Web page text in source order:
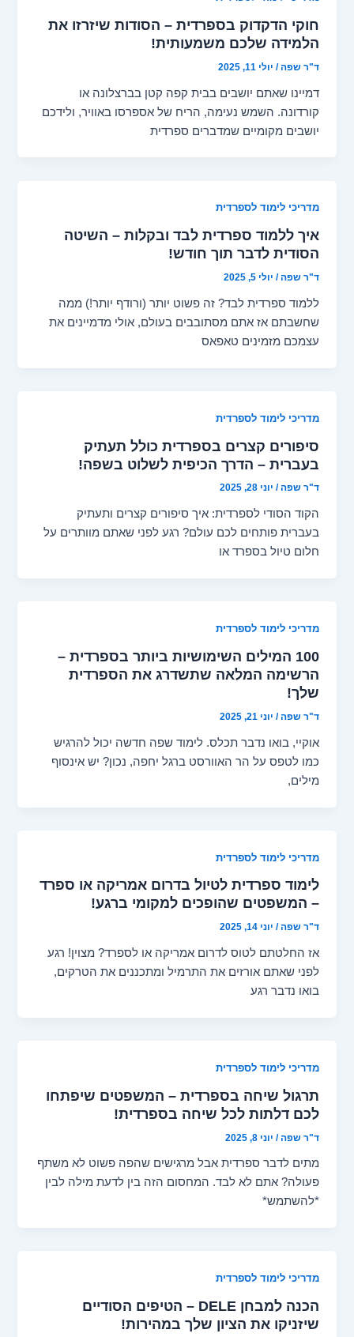
חוקי הדקדוק בספרדית – הסודות שיזרזו את
הלמידה שלכם משמעותית!
ד"ר שפה/ יולי 11, 2025
דמיינו שאתם יושבים בבית קפה קטן בברצלונה או
קורדונה. השמש נעימה, הריח של אספרסו באוויר, ולידכם
יושבים מקומיים שמדברים ספרדית
מדריכי לימוד לספרדית
איך ללמוד ספרדית לבד ובקלות – השיטה
הסודית לדבר תוך חודש!
ד"ר שפה/ יולי 5, 2025
ללמוד ספרדית לבד? זה פשוט יותר (ורודף יותר!) ממה
שחשבתם אז אתם מסתובבים בעולם, אולי מדמיינים את
עצמכם מזמינים טאפאס
מדריכי לימוד לספרדית
סיפורים קצרים בספרדית כולל תעתיק
בעברית – הדרך הכיפית לשלוט בשפה!
ד"ר שפה/ יוני 28, 2025
הקוד הסודי לספרדית: איך סיפורים קצרים ותעתיק
בעברית פותחים לכם עולם? רגע לפני שאתם מוותרים על
חלום טיול בספרד או
מדריכי לימוד לספרדית
100 המילים השימושיות ביותר בספרדית –
הרשימה המלאה שתשדרג את הספרדית
שלך!
ד"ר שפה/ יוני 21, 2025
אוקיי, בואו נדבר תכלס. לימוד שפה חדשה יכול להרגיש
כמו לטפס על הר האוורסט ברגל יחפה, נכון? יש אינסוף
מילים,
מדריכי לימוד לספרדית
לימוד ספרדית לטיול בדרום אמריקה או ספרד
– המשפטים שהופכים למקומי ברגע!
ד"ר שפה/ יוני 14, 2025
אז החלטתם לטוס לדרום אמריקה או לספרד? מצוין! רגע
לפני שאתם אורזים את התרמיל ומתכננים את הטרקים,
בואו נדבר רגע
מדריכי לימוד לספרדית
תרגול שיחה בספרדית – המשפטים שיפתחו
לכם דלתות לכל שיחה בספרדית!
ד"ר שפה/ יוני 8, 2025
מתים לדבר ספרדית אבל מרגישים שהפה פשוט לא משתף
פעולה? אתם לא לבד. המחסום הזה בין לדעת מילה לבין
*להשתמש*
מדריכי לימוד לספרדית
הכנה למבחן DELE – הטיפים הסודיים
שיזניקו את הציון שלך במהירות!